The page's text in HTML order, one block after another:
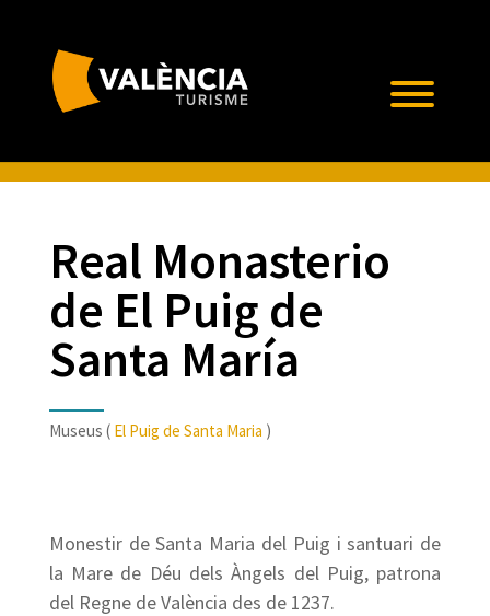
Real Monasterio
de El Puig de
Santa María
Museus ( El Puig de Santa Maria )
Monestir de Santa Maria del Puig i santuari de
la Mare de Déu dels Àngels del Puig, patrona
del Regne de València des de 1237.